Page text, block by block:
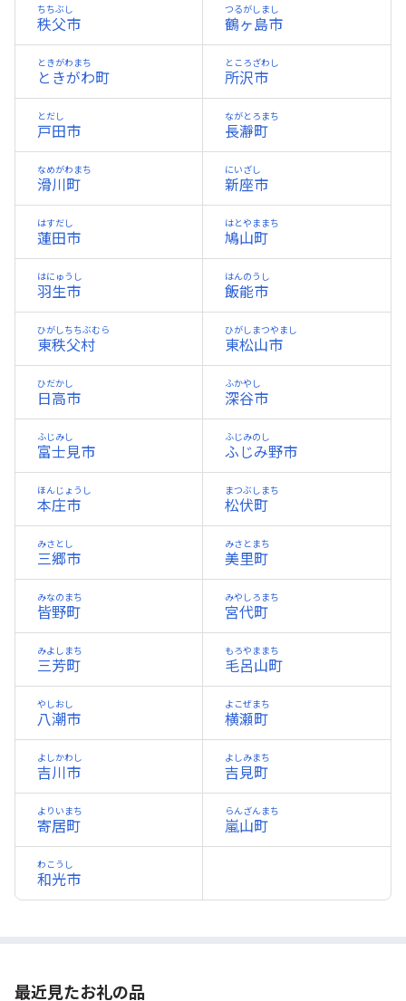
秩父市
ちちぶし
鶴ヶ島市
つるがしまし
ときがわ町
ときがわまち
所沢市
ところざわし
戸田市
とだし
長瀞町
ながとろまち
滑川町
なめがわまち
新座市
にいざし
蓮田市
はすだし
鳩山町
はとやままち
羽生市
はにゅうし
飯能市
はんのうし
東秩父村
ひがしちちぶむら
東松山市
ひがしまつやまし
日高市
ひだかし
深谷市
ふかやし
富士見市
ふじみし
ふじみ野市
ふじみのし
本庄市
ほんじょうし
松伏町
まつぶしまち
三郷市
みさとし
美里町
みさとまち
皆野町
みなのまち
宮代町
みやしろまち
三芳町
みよしまち
毛呂山町
もろやままち
八潮市
やしおし
横瀬町
よこぜまち
吉川市
よしかわし
吉見町
よしみまち
寄居町
よりいまち
嵐山町
らんざんまち
和光市
わこうし
最近見たお礼の品